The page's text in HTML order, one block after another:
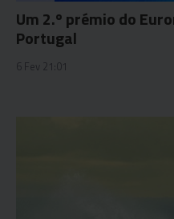
Um 2.º prémio do
Portugal
6 Fev 21:01